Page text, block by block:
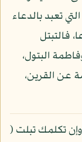
تعبد بالدعاء
فالتبتل
البتول،
عن القرين،
تكلمك تبلت (